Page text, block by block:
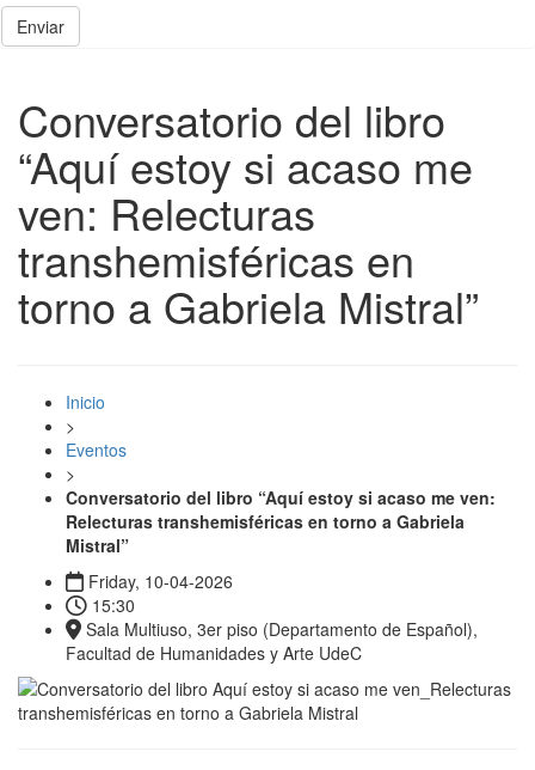
Enviar
Conversatorio del libro
“Aquí estoy si acaso me
ven: Relecturas
transhemisféricas en
torno a Gabriela Mistral”
Inicio
>
Eventos
>
Conversatorio del libro “Aquí estoy si acaso me ven:
Relecturas transhemisféricas en torno a Gabriela
Mistral”
Friday, 10-04-2026
15:30
Sala Multiuso, 3er piso (Departamento de Español),
Facultad de Humanidades y Arte UdeC